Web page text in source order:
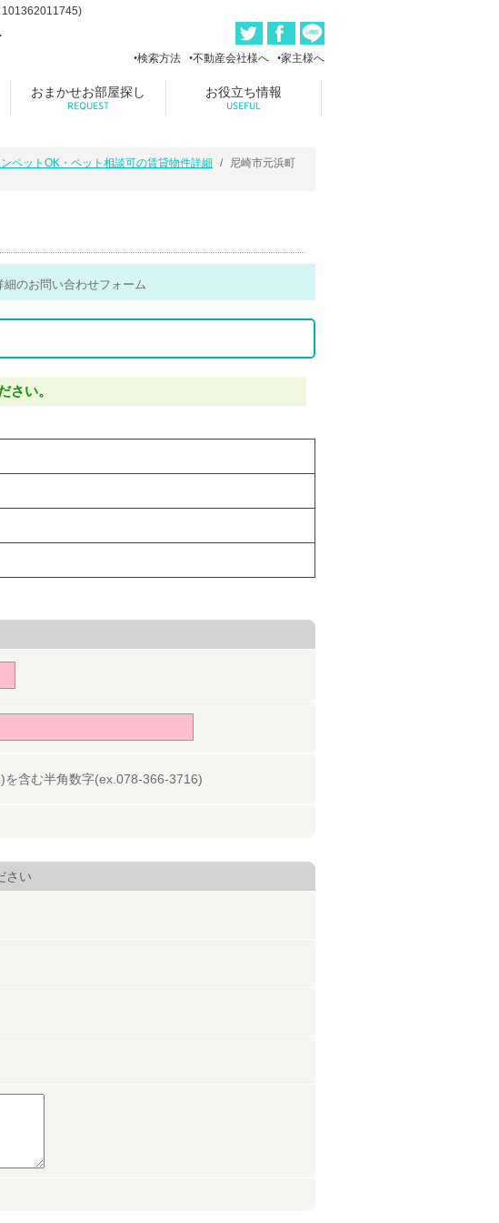
101362011745)
検索方法 不動産会社様へ 家主様へ
おまかせお部屋探し
REQUEST
お役立ち情報
USEFUL
ペットOK・ペット相談可の賃貸物件詳細
尼崎市元浜町
のお問い合わせフォーム
さい。
を含む半角数字(ex.078-366-3716)
さい